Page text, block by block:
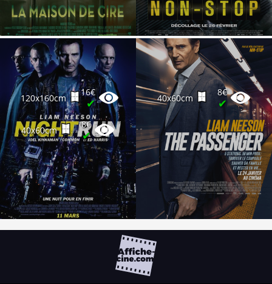
120x160cm
16€
✔
40x60cm
8€
✔
40x60cm
8€
✔